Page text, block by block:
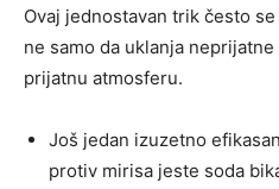
Ovaj jednostavan trik često
ne samo da uklanja
prijatnu atmosferu.
Još jedan izuzetno
protiv mirisa jeste soda